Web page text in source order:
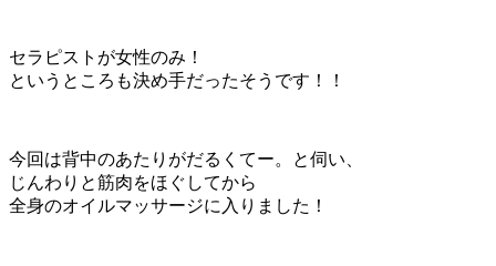
セラピストが女性のみ！
というところも決め手だったそうです！！
今回は背中のあたりがだるくてー。と伺い、
じんわりと筋肉をほぐしてから
全身のオイルマッサージに入りました！